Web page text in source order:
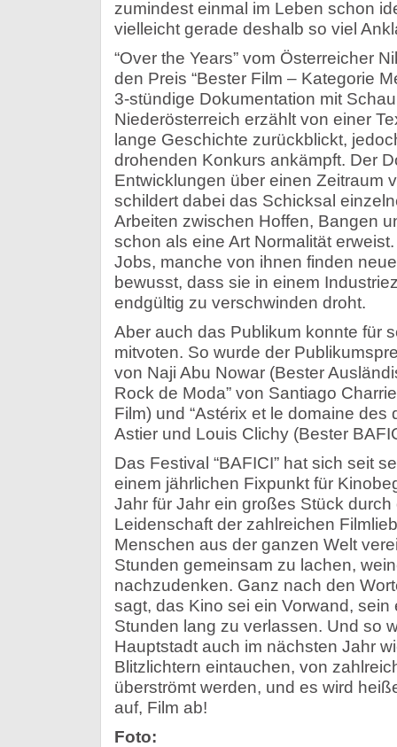
zumindest einmal im Leben schon
vielleicht gerade deshalb so viel
“Over the Years” vom Österreicher
den Preis “Bester Film – Kategorie
3-stündige Dokumentation mit
Niederösterreich erzählt von einer
lange Geschichte zurückblickt,
drohenden Konkurs ankämpft. Der
Entwicklungen über einen Zeitraum
schildert dabei das Schicksal
Arbeiten zwischen Hoffen, Bangen
schon als eine Art Normalität
Jobs, manche von ihnen finden
bewusst, dass sie in einem
endgültig zu verschwinden droht.
Aber auch das Publikum konnte für
mitvoten. So wurde der
von Naji Abu Nowar (Bester
Rock de Moda” von Santiago
Film) und “Astérix et le domaine des
Astier und Louis Clichy (Bester
Das Festival “BAFICI” hat sich seit
einem jährlichen Fixpunkt für
Jahr für Jahr ein großes Stück durch
Leidenschaft der zahlreichen
Menschen aus der ganzen Welt
Stunden gemeinsam zu lachen,
nachzudenken. Ganz nach den
sagt, das Kino sei ein Vorwand,
Stunden lang zu verlassen. Und so
Hauptstadt auch im nächsten Jahr
Blitzlichtern eintauchen, von
überströmt werden, und es wird
auf, Film ab!
Foto: